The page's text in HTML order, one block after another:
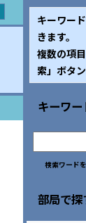
キーワー
きます。
複数の項
索」ボタ
キーワ
検索ワード
部局で探